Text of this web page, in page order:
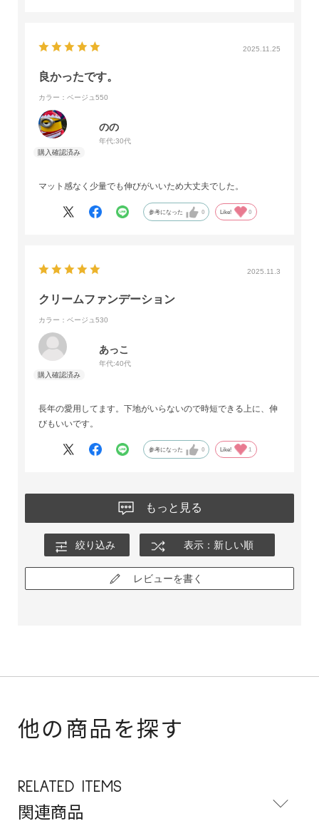
2025.11.25
良かったです。
カラー：ベージュ550
のの
年代:30代
マット感なく少量でも伸びがいいため大丈夫でした。
参考になった 0 Like! 0
2025.11.3
クリームファンデーション
カラー：ベージュ530
あっこ
年代:40代
長年の愛用してます。下地がいらないので時短できる上に、伸
びもいいです。
参考になった 0 Like! 1
もっと見る
絞り込み 表示：新しい順
レビューを書く
他の商品を探す
RELATED ITEMS
関連商品